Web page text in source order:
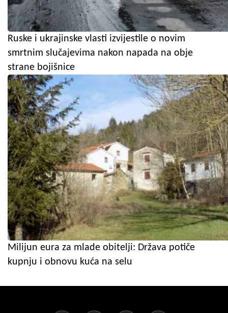
Ruske i ukrajinske vlasti izvijestile o novim
smrtnim slučajevima nakon napada na obje
strane bojišnice
Milijun eura za mlade obitelji: Država potiče
kupnju i obnovu kuća na selu